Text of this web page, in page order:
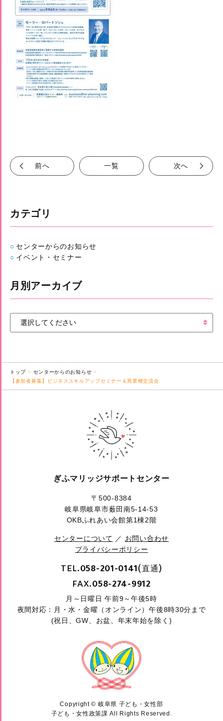
前へ 一覧 次へ
カテゴリ
センターからのお知らせ
イベント・セミナー
月別アーカイブ
トップ
センターからのお知らせ
【参加者募集】ビジネススキルアップセミナー＆異業種交流会
ぎふマリッジサポートセンター
〒500-8384
岐阜県岐阜市薮田南5-14-53
OKBふれあい会館第1棟2階
センターについて ／ お問い合わせ
プライバシーポリシー
TEL.058-201-0141(直通)
FAX.058-274-9912
月～日曜日 午前9～午後5時
夜間対応：月・水・金曜（オンライン）午後8時30分まで
(祝日、GW、お盆、年末年始を除く)
Copyright © 岐阜県 子ども・女性部
子ども・女性政策課 All Rights Reserved.